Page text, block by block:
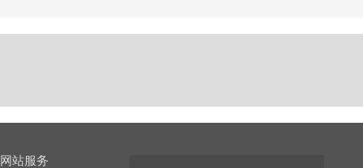
网站服务